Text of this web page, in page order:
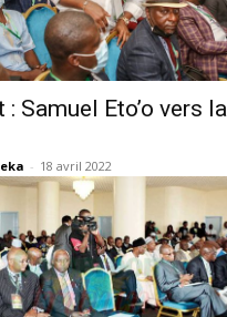
Samuel Eto’o vers la
- 18 avril 2022